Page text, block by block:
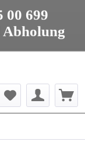
00 699
Zubehör
699